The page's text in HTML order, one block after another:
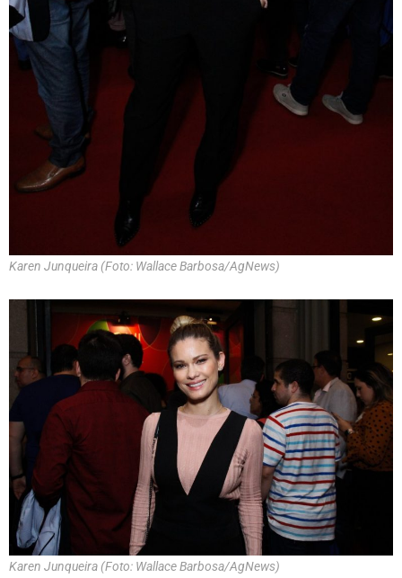
Karen Junqueira (Foto: Wallace Barbosa/AgNews)
Karen Junqueira (Foto: Wallace Barbosa/AgNews)